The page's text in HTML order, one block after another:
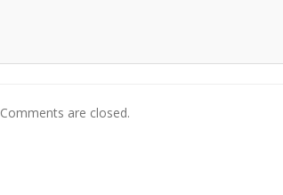
Comments are closed.